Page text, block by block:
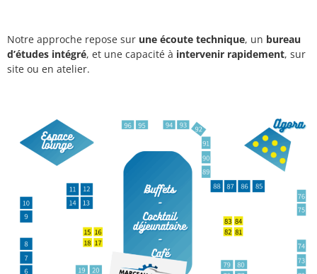
Notre approche repose sur une écoute technique, un bureau
d’études intégré, et une capacité à intervenir rapidement, sur
site ou en atelier.